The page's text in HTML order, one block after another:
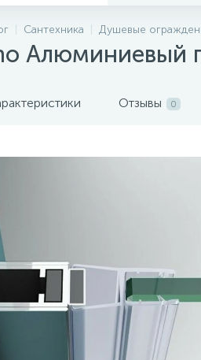
Сантехника Душевые
Алюминиевый
Отзывы 0